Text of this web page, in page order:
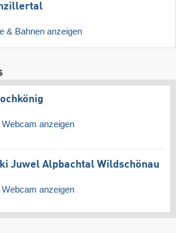
& Bahnen anzeigen
anzeigen
Juwel Alpbachtal Wildschönau
anzeigen